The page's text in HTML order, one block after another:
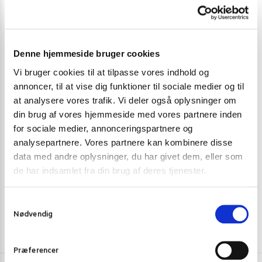
Denne hjemmeside bruger cookies
Vi bruger cookies til at tilpasse vores indhold og
annoncer, til at vise dig funktioner til sociale medier og til
at analysere vores trafik. Vi deler også oplysninger om
din brug af vores hjemmeside med vores partnere inden
for sociale medier, annonceringspartnere og
analysepartnere. Vores partnere kan kombinere disse
data med andre oplysninger, du har givet dem, eller som
de har indsamlet fra din brug af deres tjenester.
Nødvendig
Præferencer
ANSIGTSMASKE & SHEET MASKE,BLACK FRIDAY,JUL 2021
Heimish Anti-Dust Cleansing Pack
219,00kr. 79,00kr.
Skriv mig op